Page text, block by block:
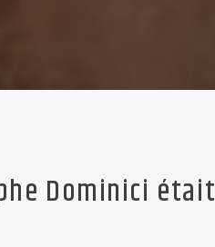
Dominici était